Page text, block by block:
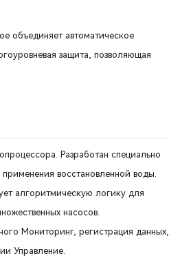
объединяет автоматическое
защита, позволяющая
Разработан специально
восстановленной воды.
алгоритмическую логику для
насосов.
Мониторинг, регистрация данных,
Управление.